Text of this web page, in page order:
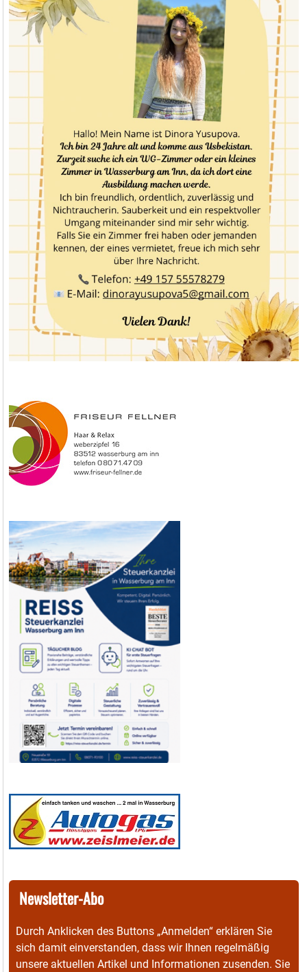
Newsletter-Abo
Durch Anklicken des Buttons „Anmelden“ erklären Sie
sich damit einverstanden, dass wir Ihnen regelmäßig
unsere aktuellen Artikel und Informationen zusenden. Sie